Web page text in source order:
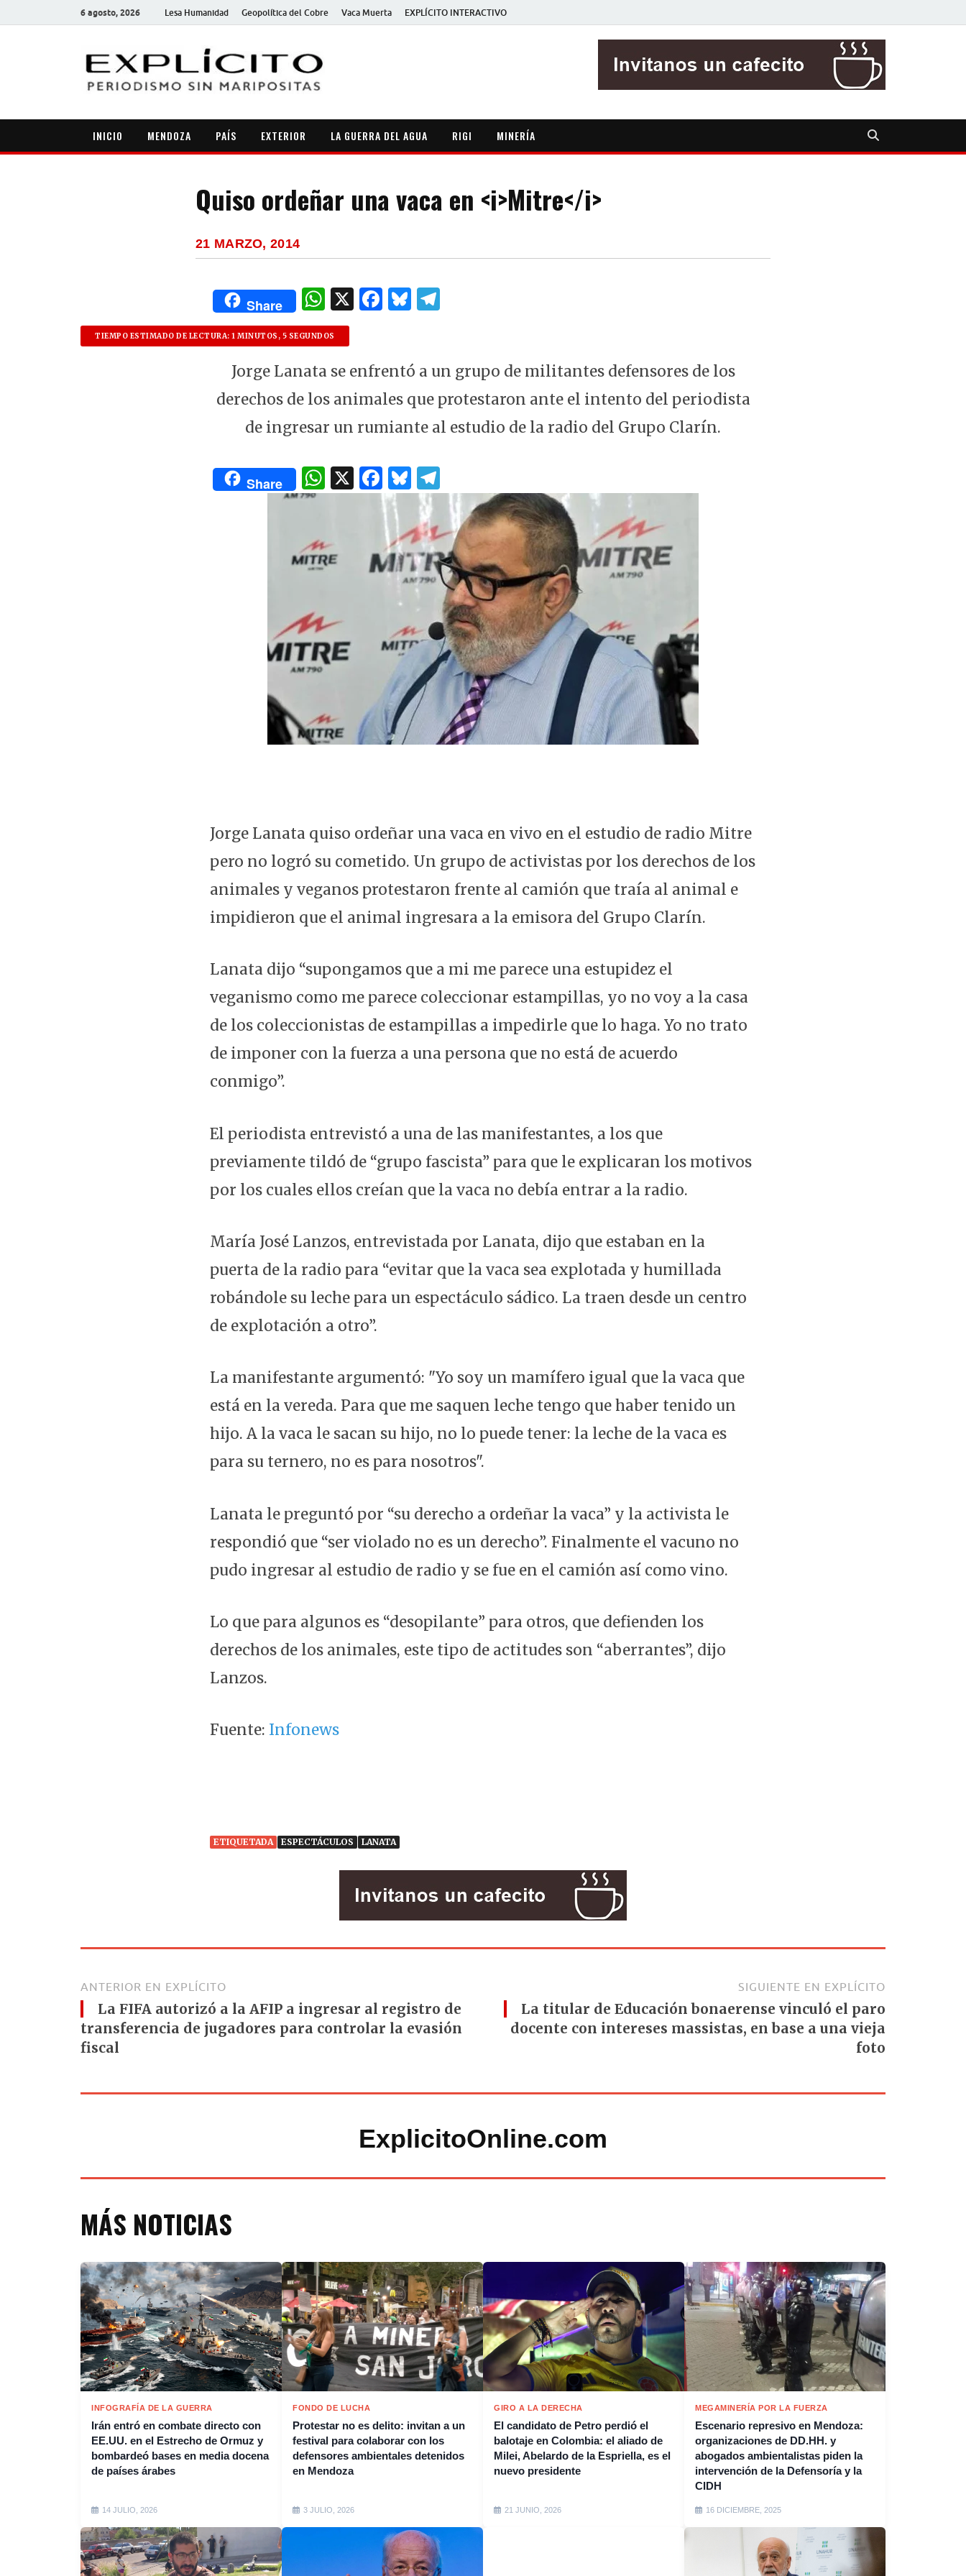
6 agosto, 2026 Lesa Humanidad Geopolítica del Cobre Vaca Muerta EXPLÍCITO INTERACTIVO
INICIO MENDOZA PAÍS EXTERIOR LA GUERRA DEL AGUA RIGI MINERÍA
Quiso ordeñar una vaca en <i>Mitre</i>
21 MARZO, 2014
Share
W
h
at
s
A
p
p
X F
e
b
o
o
k
B
k
y
g
ra
m
TIEMPO ESTIMADO DE LECTURA: 1 MINUTOS, 5 SEGUNDOS
Jorge Lanata se enfrentó a un grupo de militantes defensores de los
derechos de los animales que protestaron ante el intento del periodista
de ingresar un rumiante al estudio de la radio del Grupo Clarín.
Share
W
h
s
A
p
X F
a
c
e
b
k
B
lu
es
k
y
el
e
g
ra
m
Jorge Lanata quiso ordeñar una vaca en vivo en el estudio de radio Mitre
pero no logró su cometido. Un grupo de activistas por los derechos de los
animales y veganos protestaron frente al camión que traía al animal e
impidieron que el animal ingresara a la emisora del Grupo Clarín.
Lanata dijo “supongamos que a mi me parece una estupidez el
veganismo como me parece coleccionar estampillas, yo no voy a la casa
de los coleccionistas de estampillas a impedirle que lo haga. Yo no trato
de imponer con la fuerza a una persona que no está de acuerdo
conmigo”.
El periodista entrevistó a una de las manifestantes, a los que
previamente tildó de “grupo fascista” para que le explicaran los motivos
por los cuales ellos creían que la vaca no debía entrar a la radio.
María José Lanzos, entrevistada por Lanata, dijo que estaban en la
puerta de la radio para “evitar que la vaca sea explotada y humillada
robándole su leche para un espectáculo sádico. La traen desde un centro
de explotación a otro”.
La manifestante argumentó: "Yo soy un mamífero igual que la vaca que
está en la vereda. Para que me saquen leche tengo que haber tenido un
hijo. A la vaca le sacan su hijo, no lo puede tener: la leche de la vaca es
para su ternero, no es para nosotros".
Lanata le preguntó por “su derecho a ordeñar la vaca” y la activista le
respondió que “ser violado no es un derecho”. Finalmente el vacuno no
pudo ingresar al estudio de radio y se fue en el camión así como vino.
Lo que para algunos es “desopilante” para otros, que defienden los
derechos de los animales, este tipo de actitudes son “aberrantes”, dijo
Lanzos.
Fuente: Infonews
ETIQUETADA ESPECTÁCULOS LANATA
ANTERIOR EN EXPLÍCITO
La FIFA autorizó a la AFIP a ingresar al registro de
transferencia de jugadores para controlar la evasión
fiscal
SIGUIENTE EN EXPLÍCITO
La titular de Educación bonaerense vinculó el paro
docente con intereses massistas, en base a una vieja
foto
ExplicitoOnline.com
MÁS NOTICIAS
INFOGRAFÍA DE LA GUERRA
Irán entró en combate directo con
EE.UU. en el Estrecho de Ormuz y
bombardeó bases en media docena
de países árabes
14 JULIO, 2026
FONDO DE LUCHA
Protestar no es delito: invitan a un
festival para colaborar con los
defensores ambientales detenidos
en Mendoza
3 JULIO, 2026
GIRO A LA DERECHA
El candidato de Petro perdió el
balotaje en Colombia: el aliado de
Milei, Abelardo de la Espriella, es el
nuevo presidente
21 JUNIO, 2026
MEGAMINERÍA POR LA FUERZA
Escenario represivo en Mendoza:
organizaciones de DD.HH. y
abogados ambientalistas piden la
intervención de la Defensoría y la
CIDH
16 DICIEMBRE, 2025